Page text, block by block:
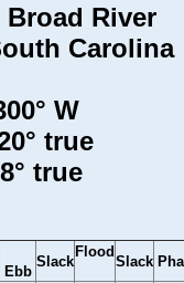
River
Carolina
W
true
true
Ebb
Slack
Flood
Slack